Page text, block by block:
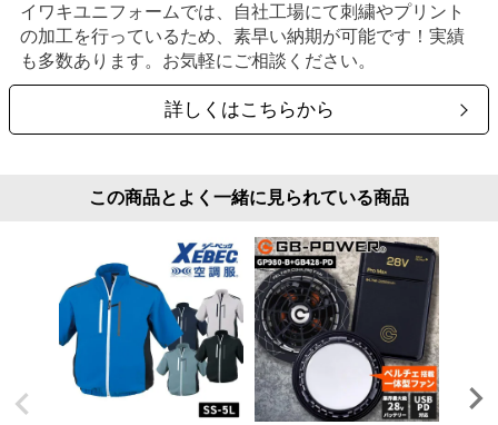
イワキユニフォームでは、自社工場にて刺繍やプリント
の加工を行っているため、素早い納期が可能です！実績
も多数あります。お気軽にご相談ください。
詳しくはこちらから
この商品とよく一緒に見られている商品